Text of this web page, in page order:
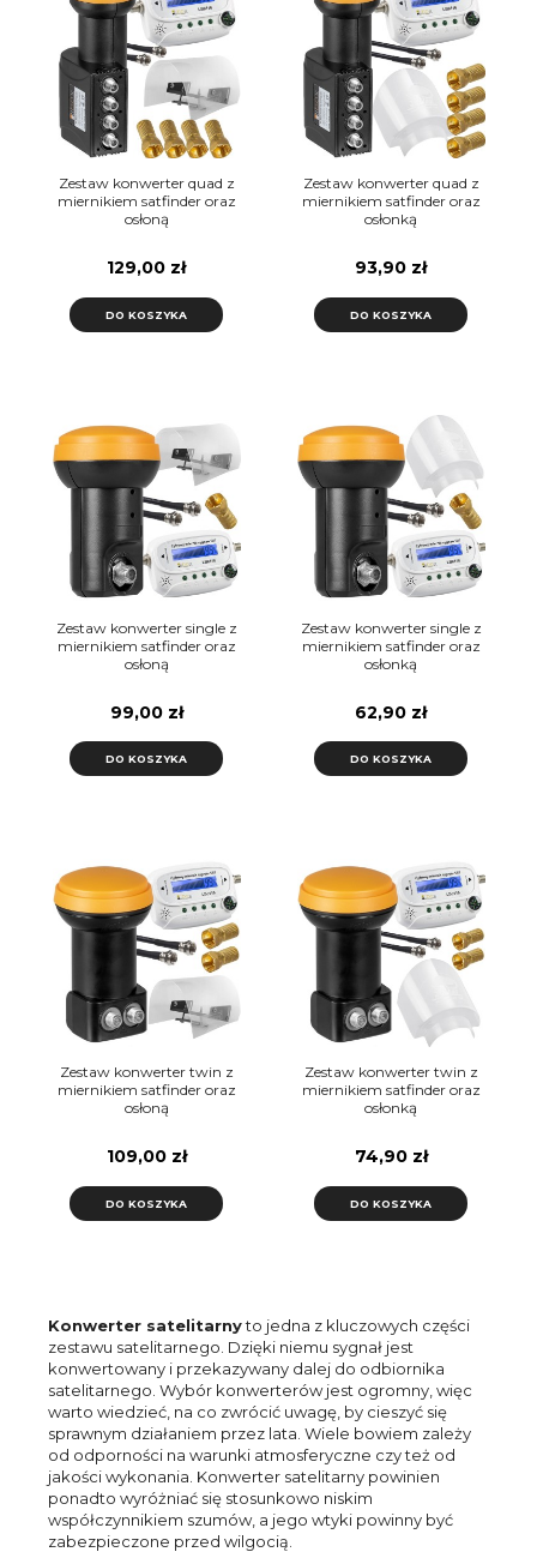
Zestaw konwerter quad z
miernikiem satfinder oraz
osłoną
129,00 zł
DO KOSZYKA
Zestaw konwerter quad z
miernikiem satfinder oraz
osłonką
93,90 zł
DO KOSZYKA
Zestaw konwerter single z
miernikiem satfinder oraz
osłoną
99,00 zł
DO KOSZYKA
Zestaw konwerter single z
miernikiem satfinder oraz
osłonką
62,90 zł
DO KOSZYKA
Zestaw konwerter twin z
miernikiem satfinder oraz
osłoną
109,00 zł
DO KOSZYKA
Zestaw konwerter twin z
miernikiem satfinder oraz
osłonką
74,90 zł
DO KOSZYKA
Konwerter satelitarnyto jedna z kluczowych części
zestawu satelitarnego. Dzięki niemu sygnał jest
konwertowany i przekazywany dalej do odbiornika
satelitarnego. Wybór konwerterów jest ogromny, więc
warto wiedzieć, na co zwrócić uwagę, by cieszyć się
sprawnym działaniem przez lata. Wiele bowiem zależy
od odporności na warunki atmosferyczne czy też od
jakości wykonania. Konwerter satelitarny powinien
ponadto wyróżniać się stosunkowo niskim
współczynnikiem szumów, a jego wtyki powinny być
zabezpieczone przed wilgocią.